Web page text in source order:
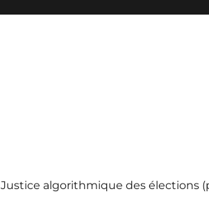
Justice algorithmique des élections